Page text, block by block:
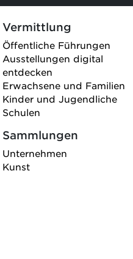
Vermittlung
Öffentliche Führungen
Ausstellungen digital
entdecken
Erwachsene und Familien
Kinder und Jugendliche
Schulen
Sammlungen
Unternehmen
Kunst